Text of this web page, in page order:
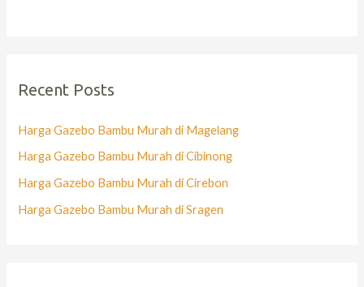
Recent Posts
Harga Gazebo Bambu Murah di Magelang
Harga Gazebo Bambu Murah di Cibinong
Harga Gazebo Bambu Murah di Cirebon
Harga Gazebo Bambu Murah di Sragen